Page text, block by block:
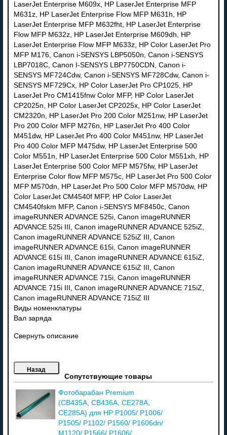
LaserJet Enterprise M609x, HP LaserJet Enterprise MFP
M631z, HP LaserJet Enterprise Flow MFP M631h, HP
LaserJet Enterprise MFP M632fht, HP LaserJet Enterprise
Flow MFP M632z, HP LaserJet Enterprise M609dh, HP
LaserJet Enterprise Flow MFP M633z, HP Color LaserJet Pro
MFP M176, Canon i-SENSYS LBP5050n, Canon i-SENSYS
LBP7018C, Canon I-SENSYS LBP7750CDN, Canon i-
SENSYS MF724Cdw, Canon i-SENSYS MF728Cdw, Canon i-
SENSYS MF729Cx, HP Color LaserJet Pro CP1025, HP
LaserJet Pro CM1415fnw Color MFP, HP Color LaserJet
CP2025n, HP Color LaserJet CP2025x, HP Color LaserJet
CM2320n, HP LaserJet Pro 200 Color M251nw, HP LaserJet
Pro 200 Color MFP M276n, HP LaserJet Pro 400 Color
M451dw, HP LaserJet Pro 400 Color M451nw, HP LaserJet
Pro 400 Color MFP M475dw, HP LaserJet Enterprise 500
Color M551n, HP LaserJet Enterprise 500 Color M551xh, HP
LaserJet Enterprise 500 Color MFP M575fw, HP LaserJet
Enterprise Color flow MFP M575c, HP LaserJet Pro 500 Color
MFP M570dn, HP LaserJet Pro 500 Color MFP M570dw, HP
Color LaserJet CM4540f MFP, HP Color LaserJet
CM4540fskm MFP, Canon i-SENSYS MF8450c, Canon
imageRUNNER ADVANCE 525i, Canon imageRUNNER
ADVANCE 525i III, Canon imageRUNNER ADVANCE 525iZ,
Canon imageRUNNER ADVANCE 525iZ III, Canon
imageRUNNER ADVANCE 615i, Canon imageRUNNER
ADVANCE 615i III, Canon imageRUNNER ADVANCE 615iZ,
Canon imageRUNNER ADVANCE 615iZ III, Canon
imageRUNNER ADVANCE 715i, Canon imageRUNNER
ADVANCE 715i III, Canon imageRUNNER ADVANCE 715iZ,
Canon imageRUNNER ADVANCE 715iZ III
Виды номенклатуры
Вал заряда
Свернуть описание
Сопутствующие товары
Фотобарабан Premium
(CB435A, CB436A, CE278A,
CE285A) для HP P1005/ P1006/
P1505/ P1102/ P1560/ P1606dn/
M1120/ P1566/ P1606/